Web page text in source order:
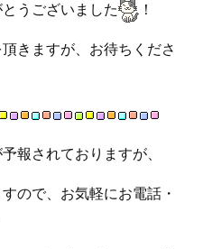
うございました ！
きますが、お待ちくださ
報されておりますが、
ので、お気軽にお電話・